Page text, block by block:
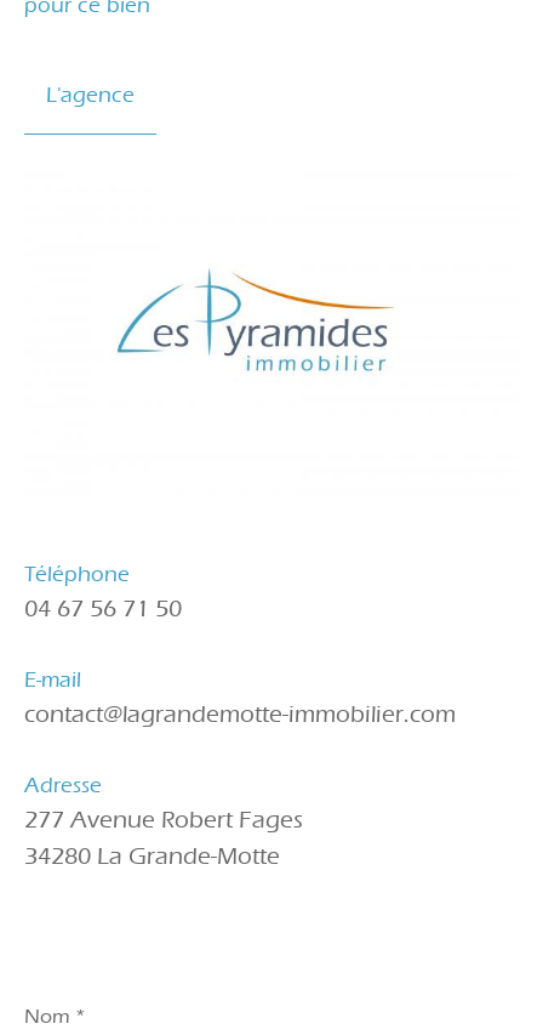
L'agence
Téléphone
04 67 56 71 50
E-mail
contact@lagrandemotte-immobilier.com
Adresse
277 Avenue Robert Fages
34280 La Grande-Motte
*